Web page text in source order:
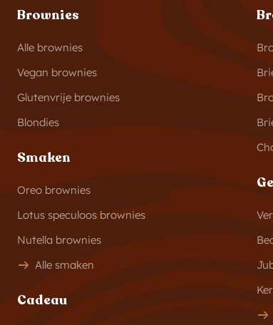
Brownies
Alle brownies
Vegan brownies
Glutenvrije brownies
Blondies
Smaken
Oreo brownies
Lotus speculoos brownies
Nutella brownies
Alle smaken
Cadeau